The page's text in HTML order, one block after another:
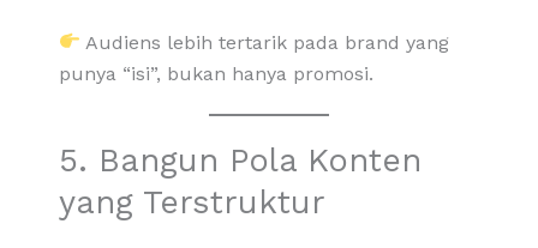
Audiens lebih tertarik pada brand yang
punya “isi”, bukan hanya promosi.
5. Bangun Pola Konten
yang Terstruktur